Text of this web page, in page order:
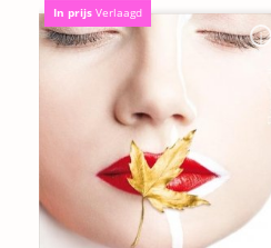
In prijs Verlaagd